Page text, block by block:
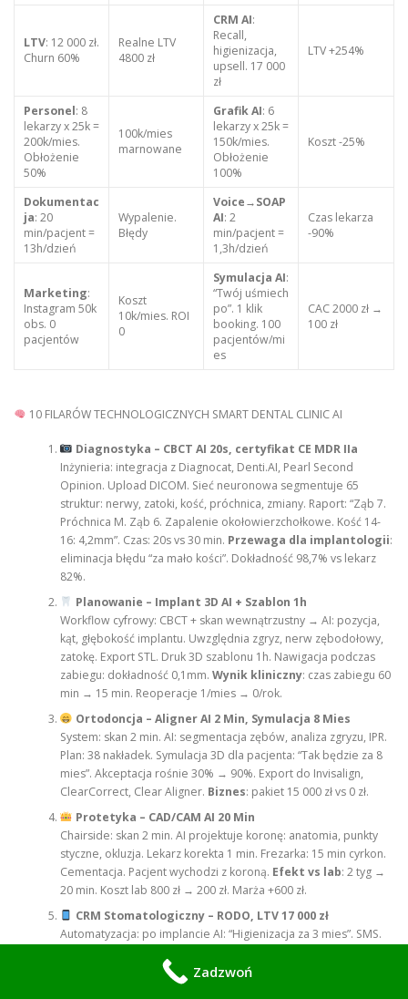
LTV: 12 000 zł.
Churn 60%
Realne LTV
4800 zł
CRM AI:
Recall,
higienizacja,
upsell. 17 000
zł
LTV +254%
Personel: 8
lekarzy x 25k =
200k/mies.
Obłożenie
50%
100k/mies
marnowane
Grafik AI: 6
lekarzy x 25k =
150k/mies.
Obłożenie
100%
Koszt -25%
Dokumentac
ja: 20
min/pacjent =
13h/dzień
Wypalenie.
Błędy
Voice→SOAP
AI: 2
min/pacjent =
1,3h/dzień
Czas lekarza
-90%
Marketing:
Instagram 50k
obs. 0
pacjentów
Koszt
10k/mies. ROI
0
Symulacja AI:
“Twój uśmiech
po”. 1 klik
booking. 100
pacjentów/mi
es
CAC 2000 zł →
100 zł
10 FILARÓW TECHNOLOGICZNYCH SMART DENTAL CLINIC AI
Diagnostyka – CBCT AI 20s, certyfikat CE MDR IIa
Inżynieria: integracja z Diagnocat, Denti.AI, Pearl Second
Opinion. Upload DICOM. Sieć neuronowa segmentuje 65
struktur: nerwy, zatoki, kość, próchnica, zmiany. Raport: “Ząb 7.
Próchnica M. Ząb 6. Zapalenie okołowierzchołkowe. Kość 14-
16: 4,2mm”. Czas: 20s vs 30 min. Przewaga dla implantologii:
eliminacja błędu “za mało kości”. Dokładność 98,7% vs lekarz
82%.
Planowanie – Implant 3D AI + Szablon 1h
Workflow cyfrowy: CBCT + skan wewnątrzustny → AI: pozycja,
kąt, głębokość implantu. Uwzględnia zgryz, nerw zębodołowy,
zatokę. Export STL. Druk 3D szablonu 1h. Nawigacja podczas
zabiegu: dokładność 0,1mm. Wynik kliniczny: czas zabiegu 60
min → 15 min. Reoperacje 1/mies → 0/rok.
Ortodoncja – Aligner AI 2 Min, Symulacja 8 Mies
System: skan 2 min. AI: segmentacja zębów, analiza zgryzu, IPR.
Plan: 38 nakładek. Symulacja 3D dla pacjenta: “Tak będzie za 8
mies”. Akceptacja rośnie 30% → 90%. Export do Invisalign,
ClearCorrect, Clear Aligner. Biznes: pakiet 15 000 zł vs 0 zł.
Protetyka – CAD/CAM AI 20 Min
Chairside: skan 2 min. AI projektuje koronę: anatomia, punkty
styczne, okluzja. Lekarz korekta 1 min. Frezarka: 15 min cyrkon.
Cementacja. Pacjent wychodzi z koroną. Efekt vs lab: 2 tyg →
20 min. Koszt lab 800 zł → 200 zł. Marża +600 zł.
CRM Stomatologiczny – RODO, LTV 17 000 zł
Automatyzacja: po implancie AI: “Higienizacja za 3 mies”. SMS.
: Implant 12k + 4x higiena 2k + korona 3k = 17k.
Churn 60% → 0% bo pacjent widzi plan.
Zadzwoń